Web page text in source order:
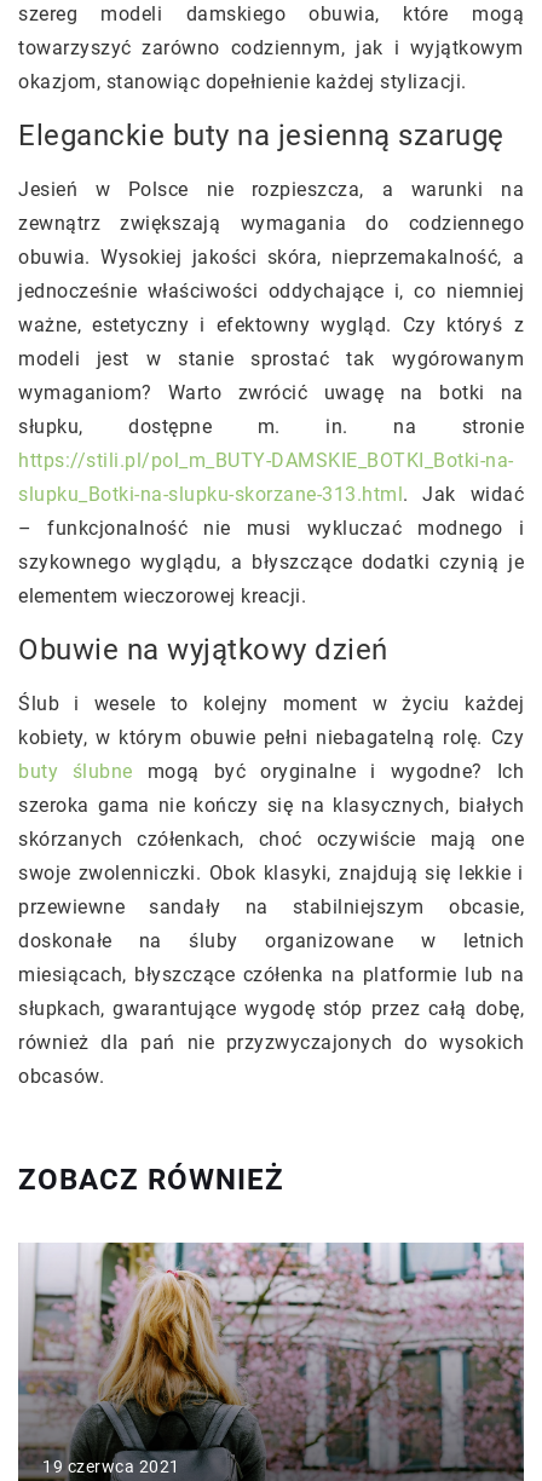
szereg modeli damskiego obuwia, które mogą
towarzyszyć zarówno codziennym, jak i wyjątkowym
okazjom, stanowiąc dopełnienie każdej stylizacji.
Eleganckie buty na jesienną szarugę
Jesień w Polsce nie rozpieszcza, a warunki na
zewnątrz zwiększają wymagania do codziennego
obuwia. Wysokiej jakości skóra, nieprzemakalność, a
jednocześnie właściwości oddychające i, co niemniej
ważne, estetyczny i efektowny wygląd. Czy któryś z
modeli jest w stanie sprostać tak wygórowanym
wymaganiom? Warto zwrócić uwagę na botki na
słupku, dostępne m. in. na stronie
https://stili.pl/pol_m_BUTY-DAMSKIE_BOTKI_Botki-na-
slupku_Botki-na-slupku-skorzane-313.html. Jak widać
– funkcjonalność nie musi wykluczać modnego i
szykownego wyglądu, a błyszczące dodatki czynią je
elementem wieczorowej kreacji.
Obuwie na wyjątkowy dzień
Ślub i wesele to kolejny moment w życiu każdej
kobiety, w którym obuwie pełni niebagatelną rolę. Czy
buty ślubne mogą być oryginalne i wygodne? Ich
szeroka gama nie kończy się na klasycznych, białych
skórzanych czółenkach, choć oczywiście mają one
swoje zwolenniczki. Obok klasyki, znajdują się lekkie i
przewiewne sandały na stabilniejszym obcasie,
doskonałe na śluby organizowane w letnich
miesiącach, błyszczące czółenka na platformie lub na
słupkach, gwarantujące wygodę stóp przez całą dobę,
również dla pań nie przyzwyczajonych do wysokich
obcasów.
ZOBACZ RÓWNIEŻ
19 czerwca 2021